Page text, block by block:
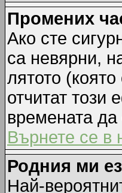
Промених
Ако сте
са невярни,
лятото
отчитат този
времената
Върнете се в
Родния ми
Най-